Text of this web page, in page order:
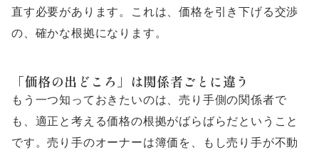
直す必要があります。これは、価格を引き下げる交渉
の、確かな根拠になります。
「価格の出どころ」は関係者ごとに違う
もう一つ知っておきたいのは、売り手側の関係者で
も、適正と考える価格の根拠がばらばらだということ
です。売り手のオーナーは簿価を、もし売り手が不動